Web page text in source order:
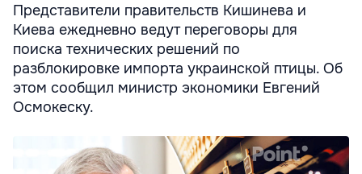
Представители правительств Кишинева и
Киева ежедневно ведут переговоры для
поиска технических решений по
разблокировке импорта украинской птицы. Об
этом сообщил министр экономики Евгений
Осмокеску.